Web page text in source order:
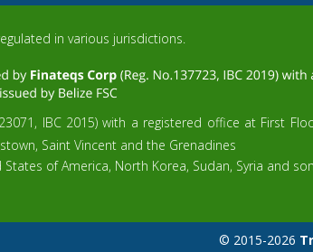
in various jurisdictions.
IBC 2015) with a registered office at First
Saint Vincent and the Grenadines
of America, North Korea, Sudan, Syria and
© 2015-2026